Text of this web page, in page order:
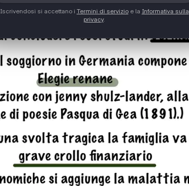
Iscrivendosi si accettano i Termini di servizioe la Informativa sulla
privacy.